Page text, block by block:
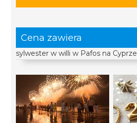
Cena zawiera
sylwester w willi w Pafos na Cyprze